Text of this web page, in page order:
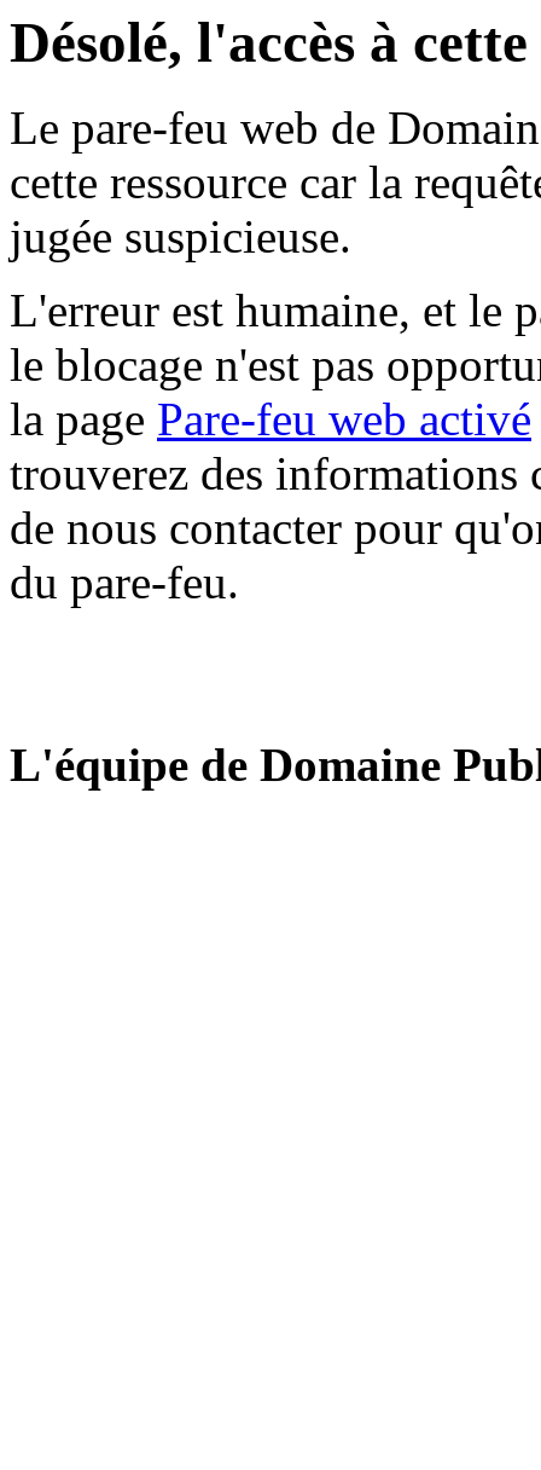
Désolé, l'accès à
Le pare-feu web de
cette ressource car la
jugée suspicieuse.
L'erreur est humaine, et le
le blocage n'est pas
la page Pare-feu web activé
trouverez des informations
de nous contacter pour
du pare-feu.
L'équipe de Domaine